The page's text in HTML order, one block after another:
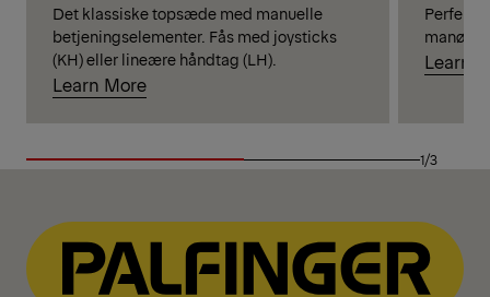
Det klassiske topsæde med manuelle
betjeningselementer. Fås med joysticks
(KH) eller lineære håndtag (LH).
Learn More
Perfekt
Learn
1/3